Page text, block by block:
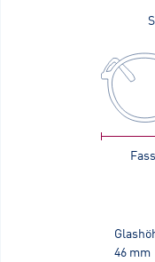
46 mm